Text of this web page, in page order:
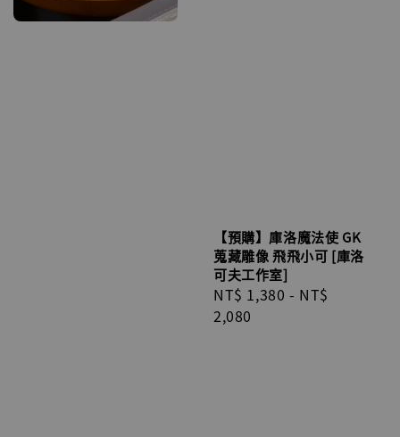
【預購】庫洛魔法使 GK
蒐藏雕像 飛飛小可 [庫洛
可夫工作室]
Regular
price
NT$ 1,380 - NT$
2,080